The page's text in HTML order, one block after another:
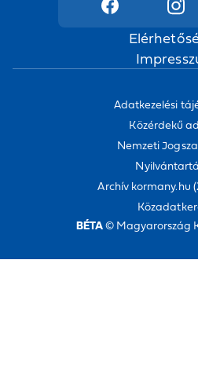
Adatkezelési
Közérdekű
Nemzeti
Archív kormany.hu
BÉTA© Magyarország